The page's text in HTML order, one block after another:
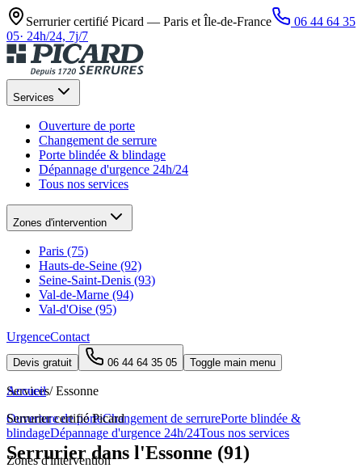
Serrurier certifié Picard — Paris et Île-de-France
06 44 64 35
05· 24h/24, 7j/7
Services
Ouverture de porte
Changement de serrure
Porte blindée & blindage
Dépannage d'urgence 24h/24
Tous nos services
Zones d'intervention
Paris (75)
Hauts-de-Seine (92)
Seine-Saint-Denis (93)
Val-de-Marne (94)
Val-d'Oise (95)
UrgenceContact
Devis gratuit 06 44 64 35 05 Toggle main menu
Services
Ouverture de porteChangement de serrurePorte blindée &
blindageDépannage d'urgence 24h/24Tous nos services
Zones d'intervention
Accueil / Essonne
Serrurier certifié Picard
Serrurier dans l'Essonne (91)